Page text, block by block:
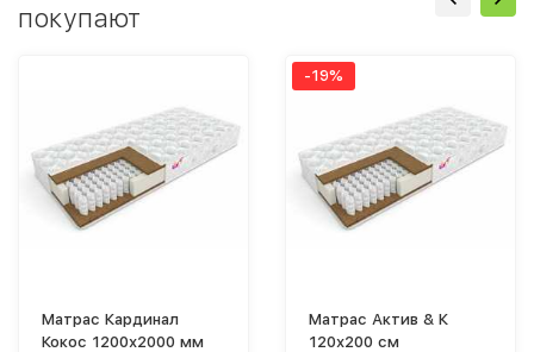
покупают
Матрас Кардинал
Кокос 1200х2000 мм
-19%
Матрас Актив & К
120х200 см